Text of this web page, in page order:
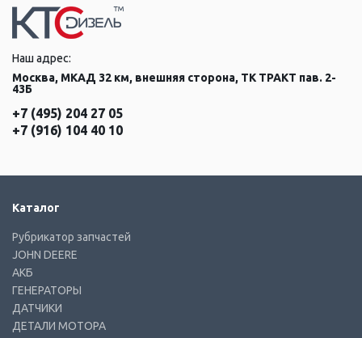
Наш адрес:
Москва, МКАД 32 км, внешняя сторона, ТК ТРАКТ пав. 2-
43Б
+7 (495) 204 27 05
+7 (916) 104 40 10
Каталог
Рубрикатор запчастей
JOHN DEERE
АКБ
ГЕНЕРАТОРЫ
ДАТЧИКИ
ДЕТАЛИ МОТОРА